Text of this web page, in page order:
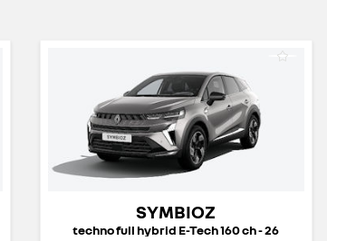
SYMBIOZ
techno full hybrid E-Tech 160 ch - 26